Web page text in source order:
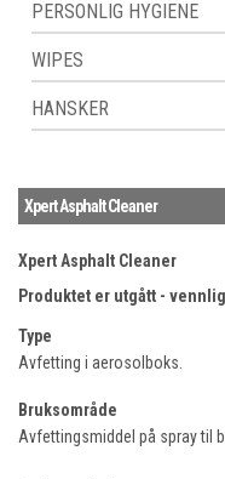
PERSONLIG HYGIENE
WIPES
HANSKER
Xpert Asphalt Cleaner
Xpert Asphalt Cleaner
Produktet er utgått -
Type
Avfetting i aerosolboks.
Bruksområde
Avfettingsmiddel på spray til